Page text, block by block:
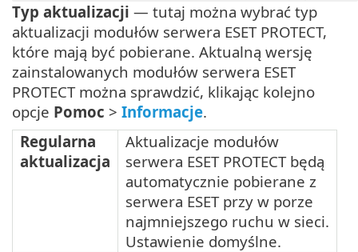
Typ aktualizacji — tutaj można wybrać typ
aktualizacji modułów serwera ESET PROTECT,
które mają być pobierane. Aktualną wersję
zainstalowanych modułów serwera ESET
PROTECT można sprawdzić, klikając kolejno
opcje Pomoc > Informacje.
Regularna
aktualizacja
Aktualizacje modułów
serwera ESET PROTECT będą
automatycznie pobierane z
serwera ESET przy w porze
najmniejszego ruchu w sieci.
Ustawienie domyślne.